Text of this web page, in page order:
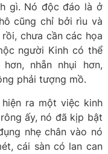
gì. Nó độc đáo là ở
cũng chỉ bởi rìu và
chưa cần các họa
người Kinh có thể
nhẵn nhụi hơn,
phải tượng mồ.
ra một việc kinh
ấy, nó đã kịp bật
nhẹ chân vào nó
cái sàn có lan can